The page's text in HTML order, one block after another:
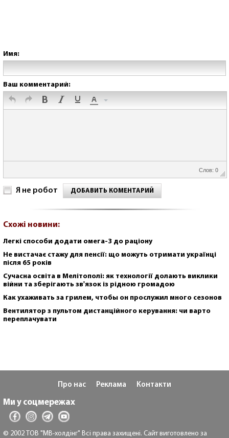
Имя:
Ваш комментарий:
Слов: 0
Я не робот ДОБАВИТЬ КОМЕНТАРИЙ
Схожі новини:
Легкі способи додати омега-3 до раціону
Не вистачає стажу для пенсії: що можуть отримати українці
після 65 років
Сучасна освіта в Мелітополі: як технології долають виклики
війни та зберігають зв'язок із рідною громадою
Как ухаживать за грилем, чтобы он прослужил много сезонов
Вентилятор з пультом дистанційного керування: чи варто
переплачувати
Про нас Реклама Контакти
Ми у соцмережах
© 2002 ТОВ "МВ-холдінг" Всі права захищені. Сайт виготовлено за